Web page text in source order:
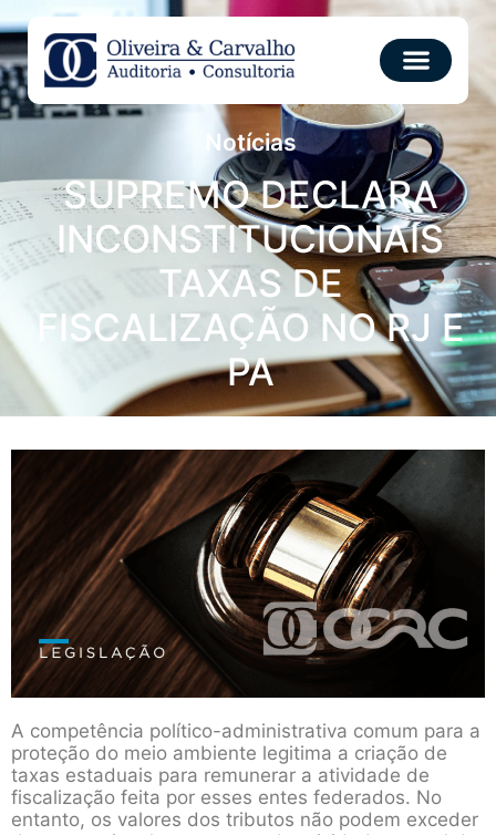
Notícias
SUPREMO DECLARA
INCONSTITUCIONAIS
TAXAS DE
FISCALIZAÇÃO NO RJ E
PA
A competência político-administrativa comum para a
proteção do meio ambiente legitima a criação de
taxas estaduais para remunerar a atividade de
fiscalização feita por esses entes federados. No
entanto, os valores dos tributos não podem exceder